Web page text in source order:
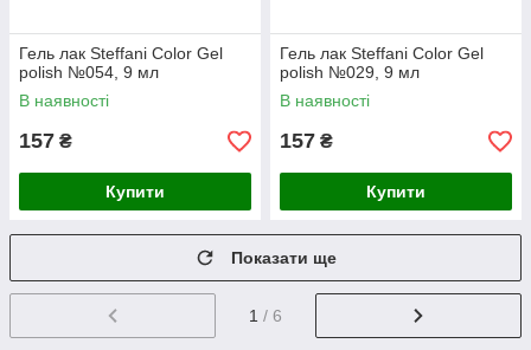
Гель лак Steffani Color Gel
polish №054, 9 мл
В наявності
157 ₴
Купити
Гель лак Steffani Color Gel
polish №029, 9 мл
В наявності
157 ₴
Купити
Показати ще
1 / 6